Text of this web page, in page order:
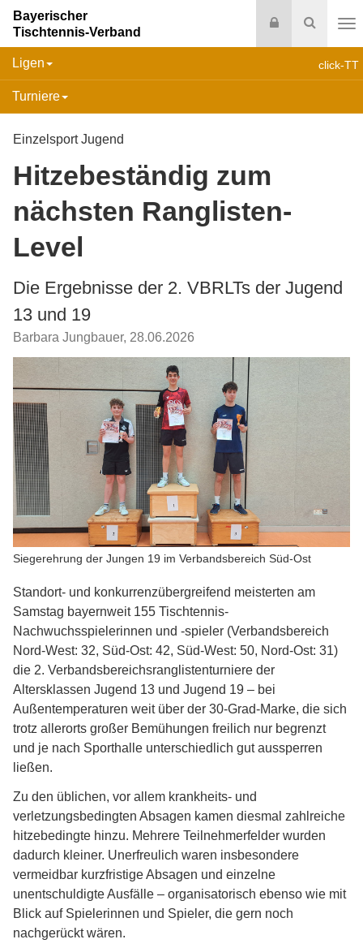
Suche
Login
Bayerischer
Tischtennis-Verband
click-TT
Ligen
Turniere
Einzelsport Jugend
Hitzebeständig zum
nächsten Ranglisten-
Level
Die Ergebnisse der 2. VBRLTs der Jugend
13 und 19
Barbara Jungbauer, 28.06.2026
Siegerehrung der Jungen 19 im Verbandsbereich Süd-Ost
Standort- und konkurrenzübergreifend meisterten am
Samstag bayernweit 155 Tischtennis-
Nachwuchsspielerinnen und -spieler (Verbandsbereich
Nord-West: 32, Süd-Ost: 42, Süd-West: 50, Nord-Ost: 31)
die 2. Verbandsbereichsranglistenturniere der
Altersklassen Jugend 13 und Jugend 19 – bei
Außentemperaturen weit über der 30-Grad-Marke, die sich
trotz allerorts großer Bemühungen freilich nur begrenzt
und je nach Sporthalle unterschiedlich gut aussperren
ließen.
Zu den üblichen, vor allem krankheits- und
verletzungsbedingten Absagen kamen diesmal zahlreiche
hitzebedingte hinzu. Mehrere Teilnehmerfelder wurden
dadurch kleiner. Unerfreulich waren insbesondere
vermeidbar kurzfristige Absagen und einzelne
unentschuldigte Ausfälle – organisatorisch ebenso wie mit
Blick auf Spielerinnen und Spieler, die gern noch
nachgerückt wären.